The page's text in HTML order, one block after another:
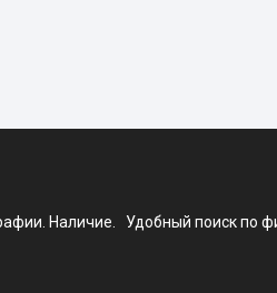
Наличие. Удобный поиск по